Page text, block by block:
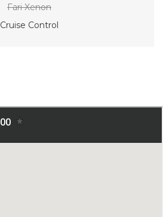
Fari Xenon
Cruise Control